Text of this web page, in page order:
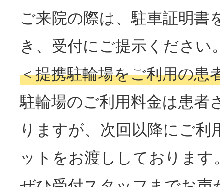
ご来院の際は、駐車証明書
き、受付にご提示ください
＜提携駐輪場をご利用の患
駐輪場のご利用料金は患者
りますが、次回以降にご利
ットをお渡ししております